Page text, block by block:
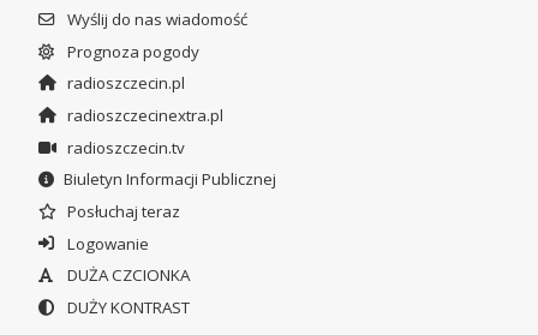
Wyślij do nas wiadomość
Prognoza pogody
radioszczecin.pl
radioszczecinextra.pl
radioszczecin.tv
Biuletyn Informacji Publicznej
Posłuchaj teraz
Logowanie
DUŻA CZCIONKA
DUŻY KONTRAST